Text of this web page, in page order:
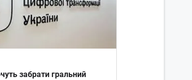
забрати гральний